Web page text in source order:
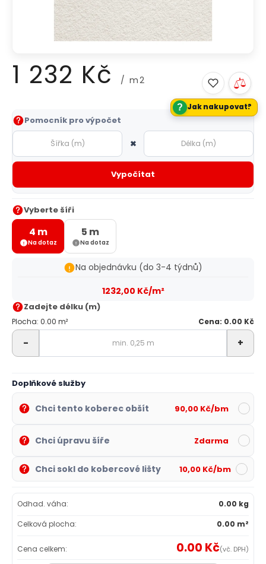
1 232 Kč / m2
Měrná
cena:
Pomocník pro výpočet
×
Vypočítat
Vyberte šíři
4 m
Na dotaz
5 m
Na dotaz
Zadejte délku (m)
Plocha: 0.00 m² Cena: 0.00 Kč
- +
Na objednávku (do 3-4 týdnů)
1232,00 Kč/m²
Doplňkové služby
Chci tento koberec obšít 90,00 Kč/bm
Chci úpravu šíře Zdarma
Chci sokl do kobercové lišty 10,00 Kč/bm
Odhad. váha:
0.00 kg
Celková plocha:
0.00 m²
Cena celkem: 0.00 Kč(vč. DPH)
? Jak nakupovat?